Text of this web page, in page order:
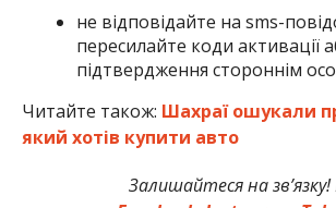
не відповідайте на sms-
пересилайте коди активації
підтвердження стороннім
Читайте також: Шахраї ошукали
який хотів купити авто
Залишайтеся на